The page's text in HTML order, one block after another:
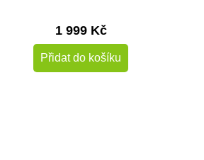
1 999 Kč
Přidat do košíku